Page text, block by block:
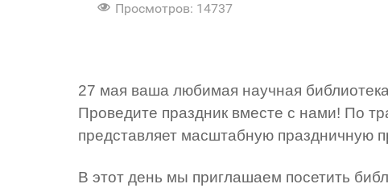
Просмотров: 14737
27 мая ваша любимая научная
Проведите праздник вместе с нами! По
представляет масштабную праздничную
В этот день мы приглашаем посетить